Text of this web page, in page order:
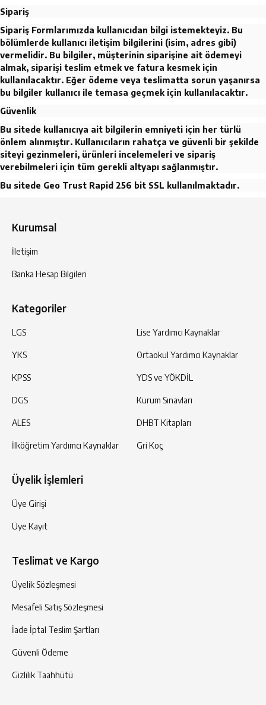
Sipariş
Sipariş Formlarımızda kullanıcıdan bilgi istemekteyiz. Bu
bölümlerde kullanıcı iletişim bilgilerini (isim, adres gibi)
vermelidir. Bu bilgiler, müşterinin siparişine ait ödemeyi
almak, siparişi teslim etmek ve fatura kesmek için
kullanılacaktır. Eğer ödeme veya teslimatta sorun yaşanırsa
bu bilgiler kullanıcı ile temasa geçmek için kullanılacaktır.
Güvenlik
Bu sitede kullanıcıya ait bilgilerin emniyeti için her türlü
önlem alınmıştır. Kullanıcıların rahatça ve güvenli bir şekilde
siteyi gezinmeleri, ürünleri incelemeleri ve sipariş
verebilmeleri için tüm gerekli altyapı sağlanmıştır.
Bu sitede Geo Trust Rapid 256 bit SSL kullanılmaktadır.
Kurumsal
İletişim
Banka Hesap Bilgileri
Kategoriler
LGS
YKS
KPSS
DGS
ALES
İlköğretim Yardımcı Kaynaklar
Lise Yardımcı Kaynaklar
Ortaokul Yardımcı Kaynaklar
YDS ve YÖKDİL
Kurum Sınavları
DHBT Kitapları
Gri Koç
Üyelik İşlemleri
Üye Girişi
Üye Kayıt
Teslimat ve Kargo
Üyelik Sözleşmesi
Mesafeli Satış Sözleşmesi
İade İptal Teslim Şartları
Güvenli Ödeme
Gizlilik Taahhütü